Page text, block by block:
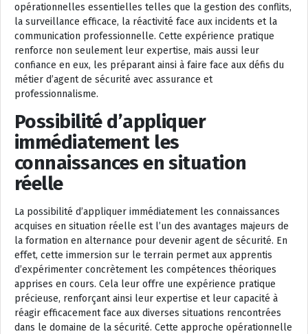
opérationnelles essentielles telles que la gestion des conflits,
la surveillance efficace, la réactivité face aux incidents et la
communication professionnelle. Cette expérience pratique
renforce non seulement leur expertise, mais aussi leur
confiance en eux, les préparant ainsi à faire face aux défis du
métier d’agent de sécurité avec assurance et
professionnalisme.
Possibilité d’appliquer
immédiatement les
connaissances en situation
réelle
La possibilité d’appliquer immédiatement les connaissances
acquises en situation réelle est l’un des avantages majeurs de
la formation en alternance pour devenir agent de sécurité. En
effet, cette immersion sur le terrain permet aux apprentis
d’expérimenter concrètement les compétences théoriques
apprises en cours. Cela leur offre une expérience pratique
précieuse, renforçant ainsi leur expertise et leur capacité à
réagir efficacement face aux diverses situations rencontrées
dans le domaine de la sécurité. Cette approche opérationnelle